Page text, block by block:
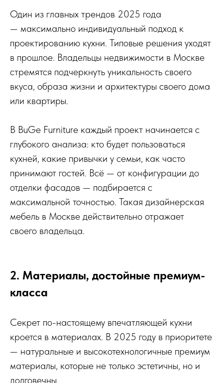
Один из главных трендов 2025 года
— максимально индивидуальный подход к
проектированию кухни. Типовые решения уходят
в прошлое. Владельцы недвижимости в Москве
стремятся подчеркнуть уникальность своего
вкуса, образа жизни и архитектуры своего дома
или квартиры.
В BuGe Furniture каждый проект начинается с
глубокого анализа: кто будет пользоваться
кухней, какие привычки у семьи, как часто
принимают гостей. Всё — от конфигурации до
отделки фасадов — подбирается с
максимальной точностью. Такая дизайнерская
мебель в Москве действительно отражает
своего владельца.
2. Материалы, достойные премиум-
класса
Секрет по-настоящему впечатляющей кухни
кроется в материалах. В 2025 году в приоритете
— натуральные и высокотехнологичные премиум
материалы, которые не только эстетичны, но и
долговечны.